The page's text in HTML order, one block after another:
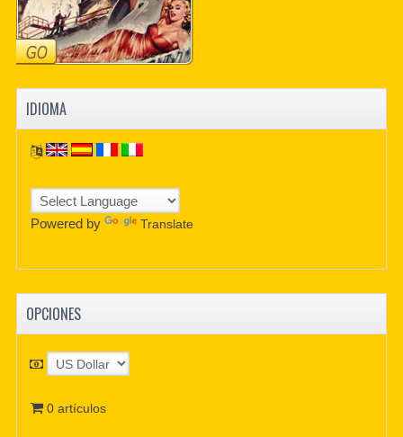
IDIOMA
Powered by Translate
OPCIONES
0 artículos